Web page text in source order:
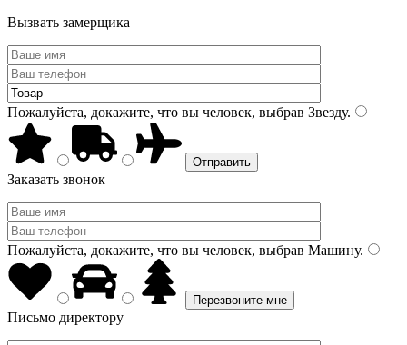
Вызвать замерщика
Пожалуйста, докажите, что вы человек, выбрав Звезду.
Заказать звонок
Пожалуйста, докажите, что вы человек, выбрав Машину.
Письмо директору